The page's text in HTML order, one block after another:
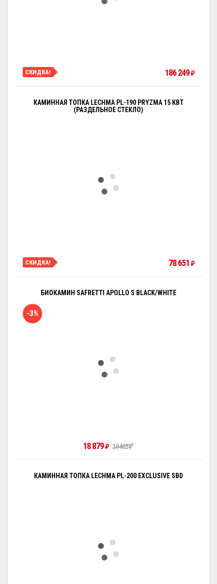
СКИДКА! 186 249₽
КАМИННАЯ ТОПКА LECHMA PL-190 PRYZMA 15 КВТ
(РАЗДЕЛЬНОЕ СТЕКЛО)
СКИДКА! 78 651 ₽
БИОКАМИН SAFRETTI APOLLO S BLACK/WHITE
-3%
18 879₽ 19 463₽
КАМИННАЯ ТОПКА LECHMA PL-200 EXCLUSIVE SBD